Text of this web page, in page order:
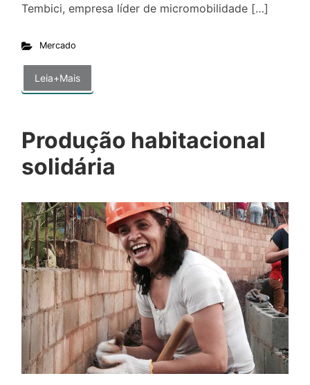
Tembici, empresa líder de micromobilidade […]
Mercado
Leia+Mais
Produção habitacional
solidária